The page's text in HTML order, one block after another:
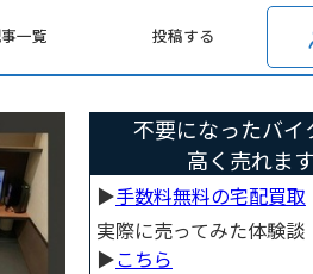
一覧 投稿する
不要になったバイ
高く売れます
▶︎手数料無料の宅配買取
実際に売ってみた体験談
▶︎こちら